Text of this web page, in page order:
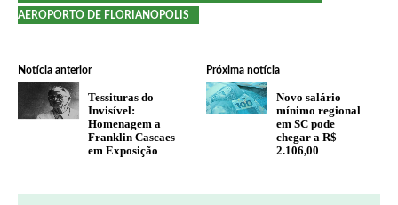
AEROPORTO DE FLORIANOPOLIS
Notícia anterior
Tessituras do
Invisível:
Homenagem a
Franklin Cascaes
em Exposição
Próxima notícia
Novo salário
mínimo regional
em SC pode
chegar a R$
2.106,00